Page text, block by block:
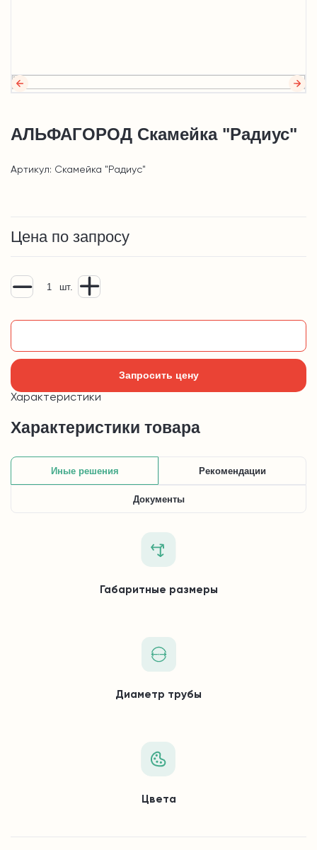
АЛЬФАГОРОД Скамейка "Радиус"
Артикул: Скамейка "Радиус"
Цена по запросу
шт.
Запросить цену
Характеристики
Характеристики товара
Иные решения Рекомендации
Документы
Габаритные размеры
Диаметр трубы
Цвета